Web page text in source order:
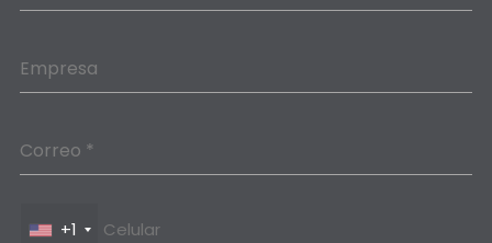
Empresa
Correo *
+1